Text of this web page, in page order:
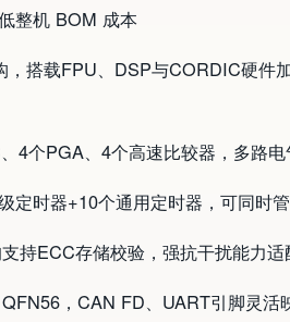
整机 BOM 成本
搭载FPU、DSP与CORDIC硬件
4个PGA、4个高速比较器，多路
定时器+10个通用定时器，可同时
持ECC存储校验，强抗干扰能力适
，CAN FD、UART引脚灵活